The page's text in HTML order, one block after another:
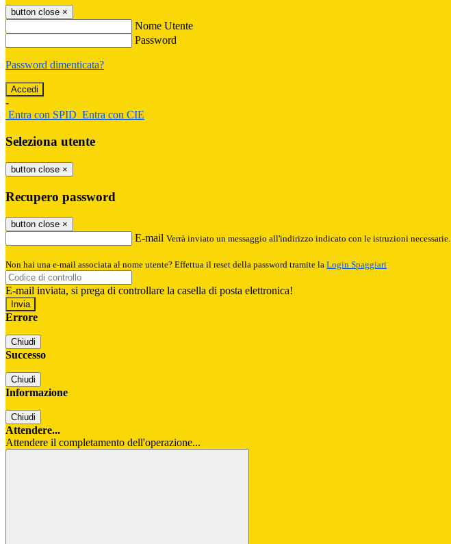
button close ×
Nome Utente
Password
Password dimenticata?
-
Entra con SPID Entra con CIE
Seleziona utente
button close ×
Recupero password
button close ×
E-mail Verrà inviato un messaggio all'indirizzo indicato con le istruzioni necessarie.
Non hai una e-mail associata al nome utente? Effettua il reset della password tramite la Login Spaggiari
E-mail inviata, si prega di controllare la casella di posta elettronica!
Errore
Chiudi
Successo
Chiudi
Informazione
Chiudi
Attendere...
Attendere il completamento dell'operazione...